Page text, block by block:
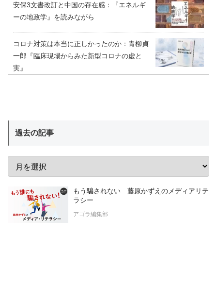
安保3文書改訂と中国の存在感：『エネルギ
ーの地政学』を読みながら
コロナ対策は本当に正しかったのか：青柳貞
一郎『臨床現場からみた新型コロナの虚と
実』
過去の記事
もう騙されない 藤原かずえのメディアリテ
ラシー
アゴラ編集部